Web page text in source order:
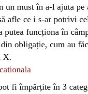
un must în a-l ajuta pe
afle ce i s-ar potrivi
putea funcționa în
obligație, cum au
X.
fi împărțite în 3